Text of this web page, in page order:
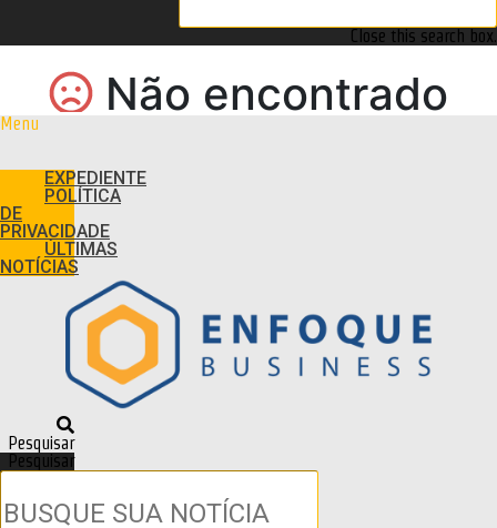
Close this search box.
Menu
EXPEDIENTE
POLÍTICA
DE
PRIVACIDADE
ÚLTIMAS
NOTÍCIAS
Pesquisar
Pesquisar